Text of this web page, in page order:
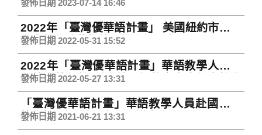
備教師 (教授臺灣國小國語課程)
發佈日期 2023-07-14 16:46
2022年「臺灣優華語計畫」 美國紐約市立大
學亨特學院華師外派線上說明會
發佈日期 2022-05-31 15:52
2022年「臺灣優華語計畫」華語教學人員赴
國外學校任教甄選(美國紐約市立大學亨特學
院)
發佈日期 2022-05-27 13:31
「臺灣優華語計畫」華語教學人員赴國外學
校任教甄選(美國南伊利諾大學)
發佈日期 2021-06-21 13:31